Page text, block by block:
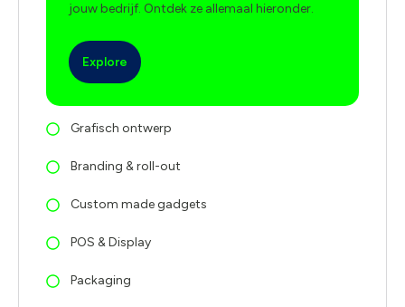
jouw bedrijf. Ontdek ze allemaal hieronder.
Explore
Grafisch ontwerp
Branding & roll-out
Custom made gadgets
POS & Display
Packaging